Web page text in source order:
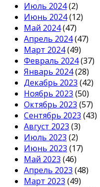
Июль 2024(2)
Июнь 2024(12)
Май 2024(47)
Апрель 2024(47)
Март 2024(49)
Февраль 2024(37)
Январь 2024(28)
Декабрь 2023 (42)
Ноябрь 2023 (50)
Октябрь 2023 (57)
Сентябрь 2023 (43)
Август 2023 (3)
Июль 2023 (2)
Июнь 2023 (17)
Май 2023 (46)
Апрель 2023 (48)
Март 2023 (49)